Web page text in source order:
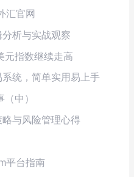
汇官网
析与实战观察
元指数继续走高
统，简单实用易上手
中）
与风险管理心得
平台指南